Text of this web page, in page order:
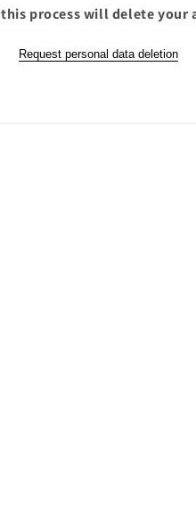
this process will delete your
Request personal data deletion